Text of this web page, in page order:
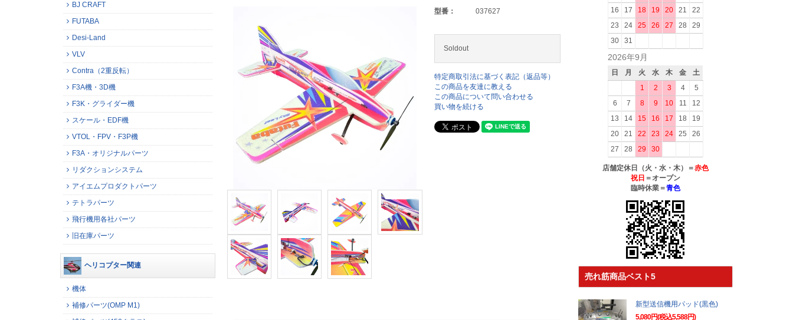
型番： 037627
Soldout
特定商取引法に基づく表記（返品等）
この商品を友達に教える
この商品について問い合わせる
買い物を続ける
BJ CRAFT
FUTABA
Desi-Land
VLV
Contra（2重反転）
F3A機・3D機
F3K・グライダー機
スケール・EDF機
VTOL・FPV・F3P機
F3A・オリジナルパーツ
リダクションシステム
アイエムプロダクトパーツ
テトラパーツ
飛行機用各社パーツ
旧在庫パーツ
ヘリコプター関連
機体
補修パーツ(OMP M1)
16
17 18 19 20 21
22
23
24 25 26 27 28
29
30
31
2026年9月
日 月 火 水 木 金
土
1
2 3 4
5
6
7 8 9 10 11
12
13
14 15 16 17 18
19
20
21 22 23 24 25
26
27
28 29 30
店舗定休日（火・水・木）＝赤色
祝日 ＝オープン
臨時休業＝青色
売れ筋商品ベスト5
新型送信機用パッド(黒色)
5,080円(税込5,588円)